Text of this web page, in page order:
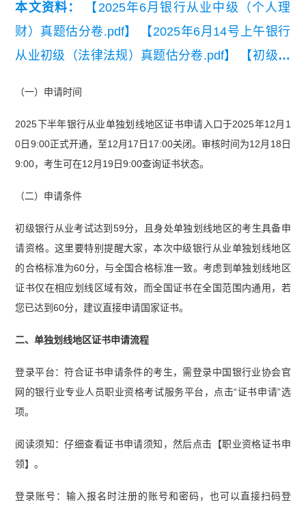
本文资料：
【2025年6月银行从业中级（个人理
财）真题估分卷.pdf】
【2025年6月14号上午银行
从业初级（法律法规）真题估分卷.pdf】
【初级银
（一）申请时间
2025下半年银行从业单独划线地区证书申请入口于2025年12月1
0日9:00正式开通，至12月17日17:00关闭。审核时间为12月18日
9:00，考生可在12月19日9:00查询证书状态。
（二）申请条件
初级银行从业考试达到59分，且身处单独划线地区的考生具备申
请资格。这里要特别提醒大家，本次中级银行从业单独划线地区
的合格标准为60分，与全国合格标准一致。考虑到单独划线地区
证书仅在相应划线区域有效，而全国证书在全国范围内通用，若
您已达到60分，建议直接申请国家证书。
二、单独划线地区证书申请流程
登录平台：符合证书申请条件的考生，需登录中国银行业协会官
网的银行业专业人员职业资格考试服务平台，点击“证书申请”选
项。
阅读须知：仔细查看证书申请须知，然后点击【职业资格证书申
领】。
登录账号：输入报名时注册的账号和密码，也可以直接扫码登